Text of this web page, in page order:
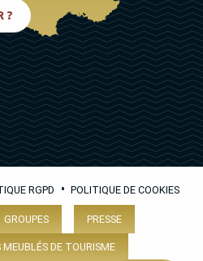
?
RGPD • POLITIQUE DE COOKIES
GROUPES PRESSE
DE TOURISME